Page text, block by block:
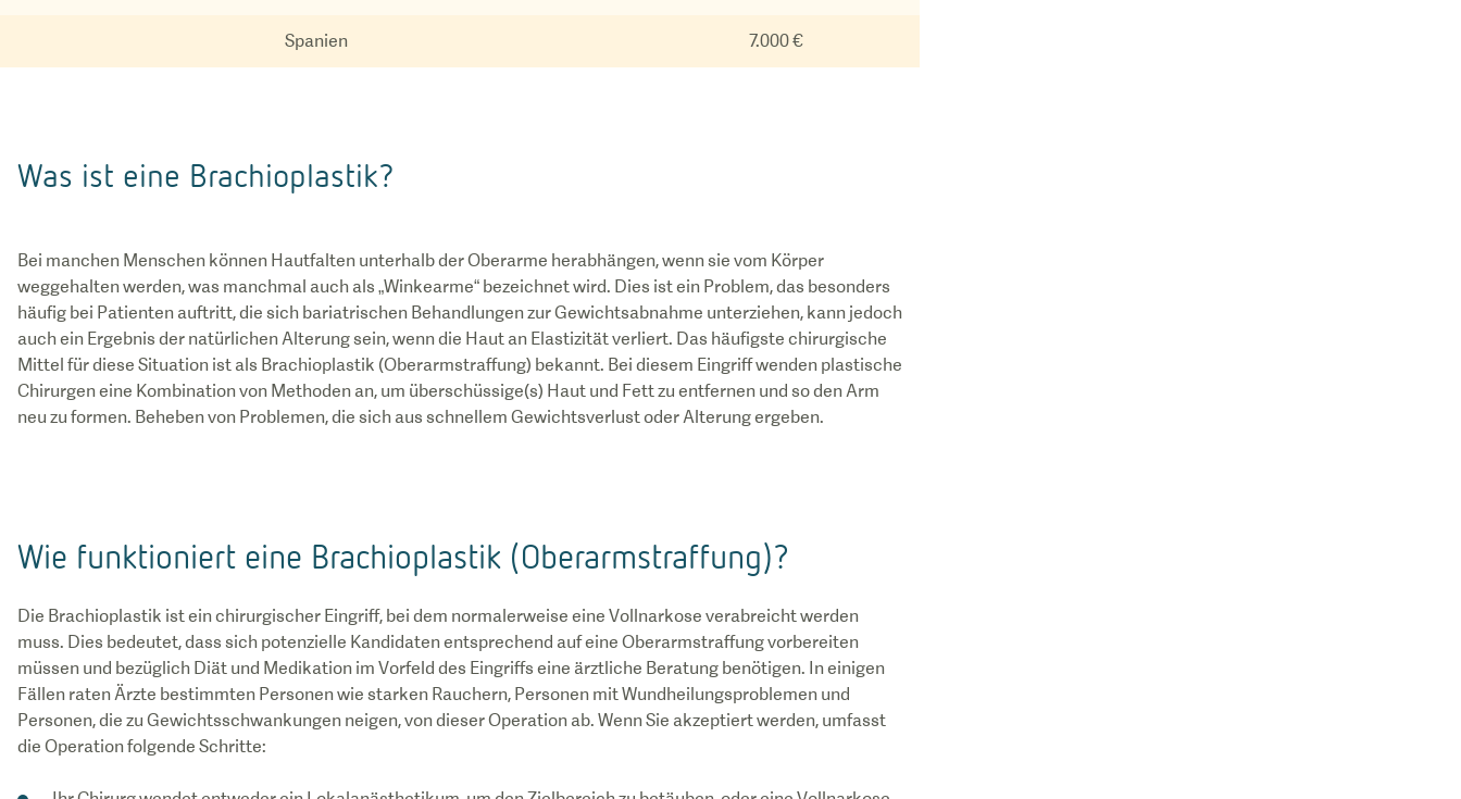
Spanien 7.000 €
Was ist eine Brachioplastik?
Bei manchen Menschen können Hautfalten unterhalb der Oberarme herabhängen, wenn sie vom Körper
weggehalten werden, was manchmal auch als „Winkearme“ bezeichnet wird. Dies ist ein Problem, das besonders
häufig bei Patienten auftritt, die sich bariatrischen Behandlungen zur Gewichtsabnahme unterziehen, kann jedoch
auch ein Ergebnis der natürlichen Alterung sein, wenn die Haut an Elastizität verliert. Das häufigste chirurgische
Mittel für diese Situation ist als Brachioplastik (Oberarmstraffung) bekannt. Bei diesem Eingriff wenden plastische
Chirurgen eine Kombination von Methoden an, um überschüssige(s) Haut und Fett zu entfernen und so den Arm
neu zu formen. Beheben von Problemen, die sich aus schnellem Gewichtsverlust oder Alterung ergeben.
Wie funktioniert eine Brachioplastik (Oberarmstraffung)?
Die Brachioplastik ist ein chirurgischer Eingriff, bei dem normalerweise eine Vollnarkose verabreicht werden
muss. Dies bedeutet, dass sich potenzielle Kandidaten entsprechend auf eine Oberarmstraffung vorbereiten
müssen und bezüglich Diät und Medikation im Vorfeld des Eingriffs eine ärztliche Beratung benötigen. In einigen
Fällen raten Ärzte bestimmten Personen wie starken Rauchern, Personen mit Wundheilungsproblemen und
Personen, die zu Gewichtsschwankungen neigen, von dieser Operation ab. Wenn Sie akzeptiert werden, umfasst
die Operation folgende Schritte: